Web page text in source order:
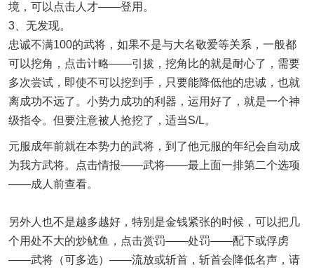
境，可以点击人才——登用。
3、无发现。
忠诚不满100的武将，如果不是与大名敬爱等关系，一般都
可以挖角，点击计略——引拔，挖角比的就是耐心了，需要
多次尝试，即使不可以挖到手，只要能降低他的忠诚，也就
离成功不远了。小势力成功的利器，运用好了，就是一个神
级指令。但要注意被人抢挖了，适当S/L。
元服成年前就在本势力的武将，到了他元服的年纪会自动成
为我方武将。点击情报——武将——最上面一排第二个选项
——成人前查看。
另外人也不是越多越好，特别是金钱紧张的时候，可以把几
个用处不大的炒鱿鱼，点击赏罚——处罚——配下或俘虏
——武将（可多选）——流放或斩首，斩首会降低名声，请